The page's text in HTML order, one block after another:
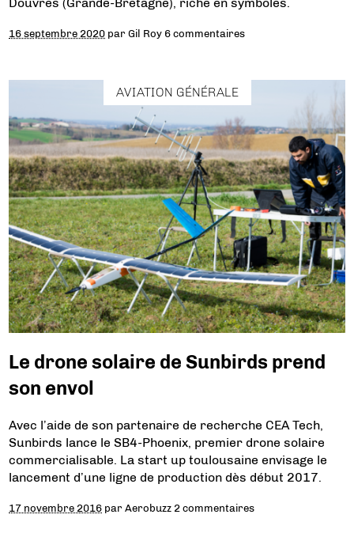
16 septembre 2020 parGil Roy 6 commentaires
AVIATION GÉNÉRALE
Le drone solaire de Sunbirds prend
son envol
Avec l’aide de son partenaire de recherche CEA Tech,
Sunbirds lance le SB4-Phoenix, premier drone solaire
commercialisable. La start up toulousaine envisage le
lancement d’une ligne de production dès début 2017.
17 novembre 2016 parAerobuzz 2 commentaires